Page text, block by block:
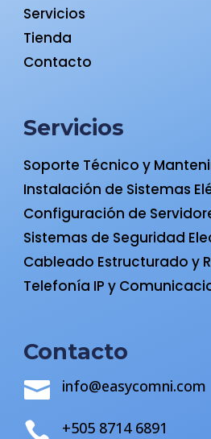
Servicios
Tienda
Contacto
Servicios
Soporte Técnico y
Instalación de Sistemas
Configuración de
Sistemas de Seguridad
Cableado Estructurado y
Telefonía IP y
Contacto
 info@easycomni.com
 +505 8714 6891